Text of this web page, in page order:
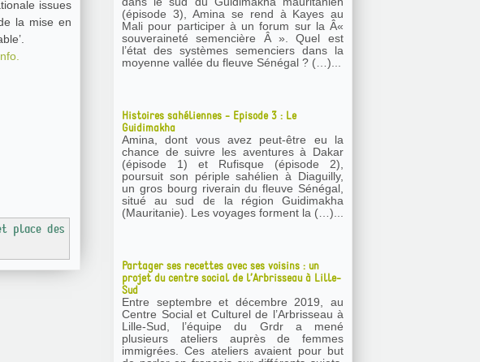
issues
la mise en
place des
(épisode 3), Amina se rend à Kayes au
Mali pour participer à un forum sur la Â«
souveraineté semencière Â ». Quel est
l’état des systèmes semenciers dans la
moyenne vallée du fleuve Sénégal ? (…)...
Histoires sahéliennes - Episode 3 : Le
Guidimakha
Amina, dont vous avez peut-être eu la
chance de suivre les aventures à Dakar
(épisode 1) et Rufisque (épisode 2),
poursuit son périple sahélien à Diaguilly,
un gros bourg riverain du fleuve Sénégal,
situé au sud de la région Guidimakha
(Mauritanie). Les voyages forment la (…)...
Partager ses recettes avec ses voisins : un
projet du centre social de l’Arbrisseau à Lille-
Sud
Entre septembre et décembre 2019, au
Centre Social et Culturel de l’Arbrisseau à
Lille-Sud, l’équipe du Grdr a mené
plusieurs ateliers auprès de femmes
immigrées. Ces ateliers avaient pour but